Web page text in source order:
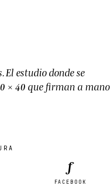
El estudio donde se
× 40 que firman a mano
f
FACEBOOK